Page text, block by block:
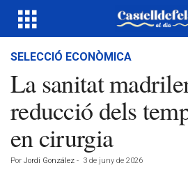
SELECCIÓ ECONÒMICA
La sanitat
reducció dels
en cirurgia
Por Jordi González - 3 de juny de 2026